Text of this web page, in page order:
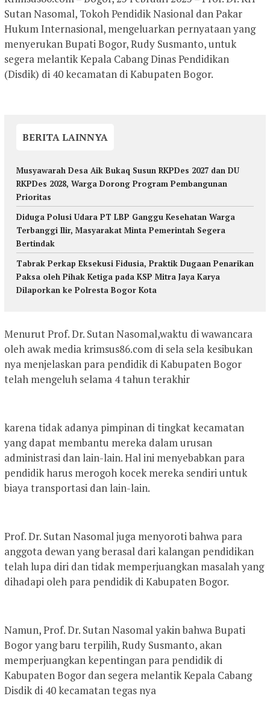
Sutan Nasomal, Tokoh Pendidik Nasional dan Pakar
Hukum Internasional, mengeluarkan pernyataan yang
menyerukan Bupati Bogor, Rudy Susmanto, untuk
segera melantik Kepala Cabang Dinas Pendidikan
(Disdik) di 40 kecamatan di Kabupaten Bogor.
BERITA LAINNYA
Musyawarah Desa Aik Bukaq Susun RKPDes 2027 dan DU
RKPDes 2028, Warga Dorong Program Pembangunan
Prioritas
Diduga Polusi Udara PT LBP Ganggu Kesehatan Warga
Terbanggi Ilir, Masyarakat Minta Pemerintah Segera
Bertindak
Tabrak Perkap Eksekusi Fidusia, Praktik Dugaan Penarikan
Paksa oleh Pihak Ketiga pada KSP Mitra Jaya Karya
Dilaporkan ke Polresta Bogor Kota
Menurut Prof. Dr. Sutan Nasomal,waktu di wawancara
oleh awak media krimsus86.com di sela sela kesibukan
nya menjelaskan para pendidik di Kabupaten Bogor
telah mengeluh selama 4 tahun terakhir
karena tidak adanya pimpinan di tingkat kecamatan
yang dapat membantu mereka dalam urusan
administrasi dan lain-lain. Hal ini menyebabkan para
pendidik harus merogoh kocek mereka sendiri untuk
biaya transportasi dan lain-lain.
Prof. Dr. Sutan Nasomal juga menyoroti bahwa para
anggota dewan yang berasal dari kalangan pendidikan
telah lupa diri dan tidak memperjuangkan masalah yang
dihadapi oleh para pendidik di Kabupaten Bogor.
Namun, Prof. Dr. Sutan Nasomal yakin bahwa Bupati
Bogor yang baru terpilih, Rudy Susmanto, akan
memperjuangkan kepentingan para pendidik di
Kabupaten Bogor dan segera melantik Kepala Cabang
Disdik di 40 kecamatan tegas nya